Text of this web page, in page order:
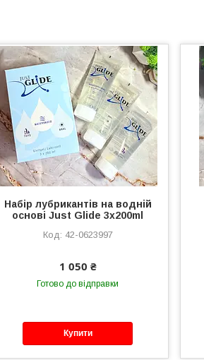
Набір лубрикантів на водній
основі Just Glide 3x200ml
42-0623997
1 050 ₴
Готово до відправки
Купити